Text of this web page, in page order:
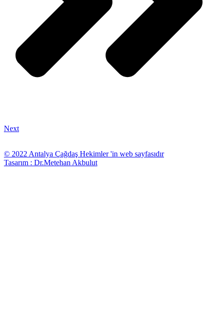
Next
© 2022 Antalya Çağdaş Hekimler 'in web sayfasıdır
Tasarım : Dr.Metehan Akbulut